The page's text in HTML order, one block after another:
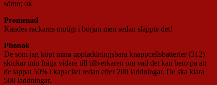
sömn; ok
Promenad
Kändes rackarns motigt i början men sedan släppte det!
Phonak
De som jag köpt mina uppladdningsbara knappcellsbatterier (312)
skickar min fråga vidare till tillverkaren om vad det kan bero på att
de tappat 50% i kapacitet redan efter 200 laddningar. De ska klara
500 laddningar.